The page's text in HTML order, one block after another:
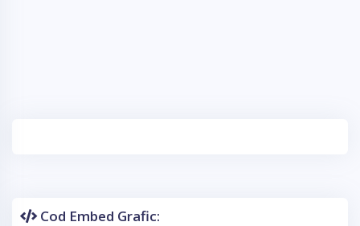
Cod Embed Grafic: